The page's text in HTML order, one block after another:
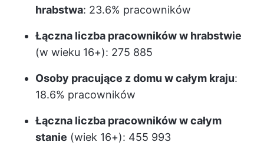
hrabstwa: 23.6% pracowników
Łączna liczba pracowników w hrabstwie
(w wieku 16+): 275 885
Osoby pracujące z domu w całym kraju:
18.6% pracowników
Łączna liczba pracowników w całym
stanie (wiek 16+): 455 993